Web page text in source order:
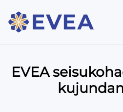
EVEA